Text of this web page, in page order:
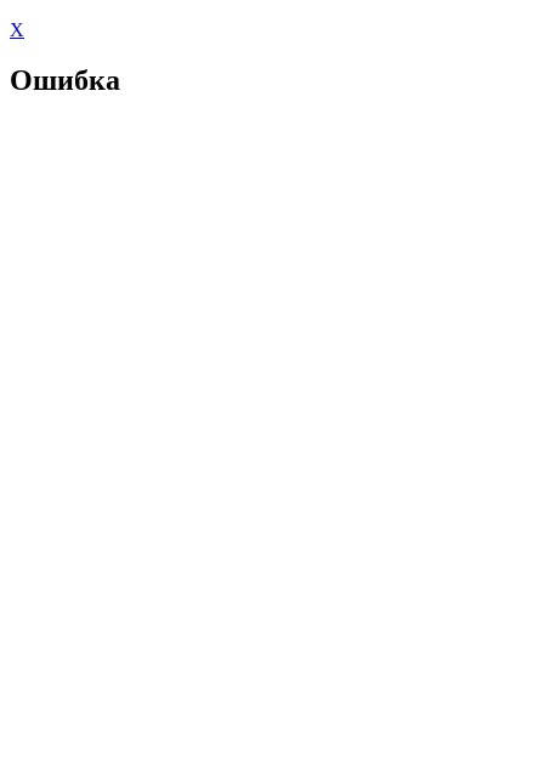
X
Ошибка